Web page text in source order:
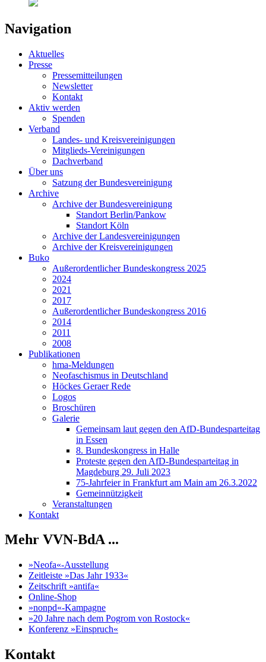
Navigation
Aktuelles
Presse
Pressemitteilungen
Newsletter
Kontakt
Aktiv werden
Spenden
Verband
Landes- und Kreisvereinigungen
Mitglieds-Vereinigungen
Dachverband
Über uns
Satzung der Bundesvereinigung
Archive
Archive der Bundesvereinigung
Standort Berlin/Pankow
Standort Köln
Archive der Landesvereinigungen
Archive der Kreisvereinigungen
Buko
Außerordentlicher Bundeskongress 2025
2024
2021
2017
Außerordentlicher Bundeskongress 2016
2014
2011
2008
Publikationen
hma-Meldungen
Neofaschismus in Deutschland
Höckes Geraer Rede
Logos
Broschüren
Galerie
Gemeinsam laut gegen den AfD-Bundesparteitag
in Essen
8. Bundeskongress in Halle
Proteste gegen den AfD-Bundesparteitag in
Magdeburg 29. Juli 2023
75-Jahrfeier in Frankfurt am Main am 26.3.2022
Gemeinnützigkeit
Veranstaltungen
Kontakt
Mehr VVN-BdA ...
»Neofa«-Ausstellung
Zeitleiste »Das Jahr 1933«
Zeitschrift »antifa«
Online-Shop
»nonpd«-Kampagne
»20 Jahre nach dem Pogrom von Rostock«
Konferenz »Einspruch«
Kontakt